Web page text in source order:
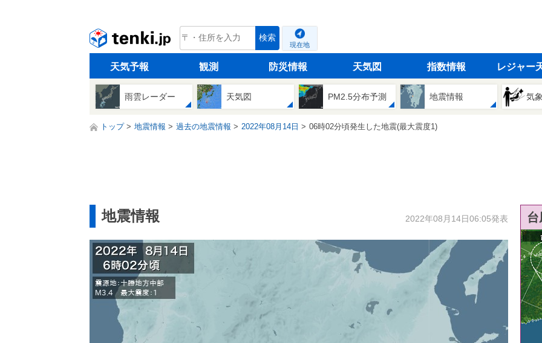
tenki.jp 検索
現在地
天気予報 観測 防災情報 天気図 指数情報 レジャー
雨雲レーダー 天気図 PM2.5分布予測 地震情報 気
トップ 地震情報 過去の地震情報 2022年08月14日 06時02分頃発生した地震(最大震度1)
地震情報 2022年08月14日06:05発表